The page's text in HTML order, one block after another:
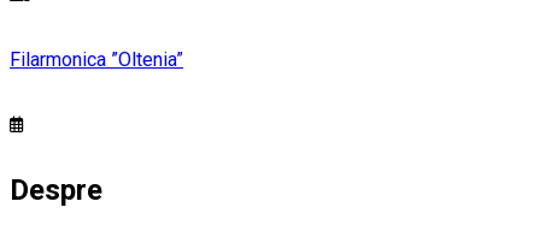
Filarmonica ”Oltenia”
Despre